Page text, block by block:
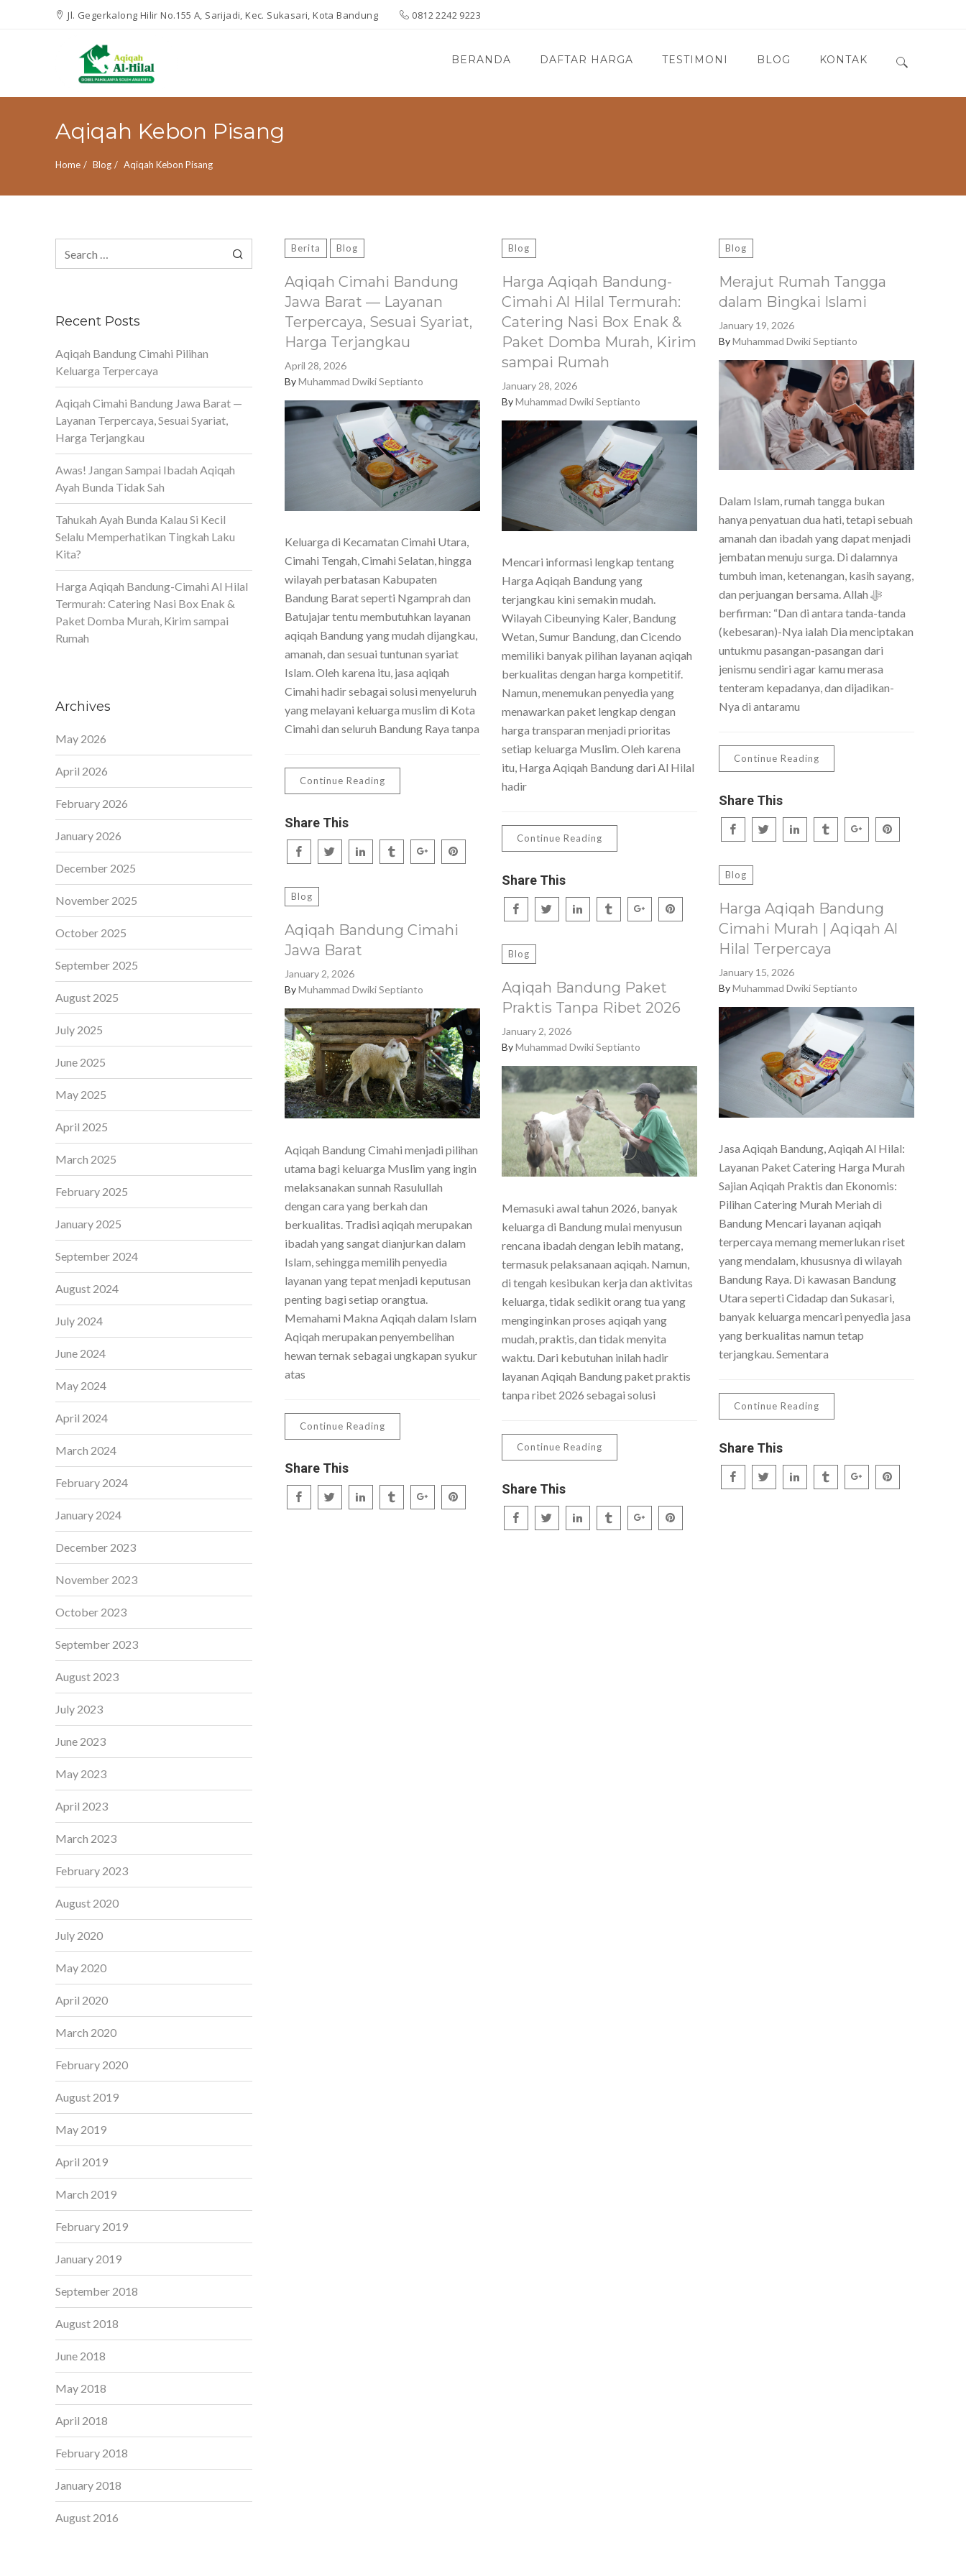
Jl. Gegerkalong Hilir No.155 A, Sarijadi, Kec. Sukasari, Kota Bandung 0812 2242 9223
BERANDA DAFTAR HARGA TESTIMONI BLOG KONTAK
Aqiqah Kebon Pisang
Home Blog Aqiqah Kebon Pisang
Berita Blog
Aqiqah Cimahi Bandung
Jawa Barat — Layanan
Terpercaya, Sesuai Syariat,
Harga Terjangkau
April 28, 2026
ByMuhammad Dwiki Septianto
Keluarga di Kecamatan Cimahi Utara,
Cimahi Tengah, Cimahi Selatan, hingga
wilayah perbatasan Kabupaten
Bandung Barat seperti Ngamprah dan
Batujajar tentu membutuhkan layanan
aqiqah Bandung yang mudah dijangkau,
amanah, dan sesuai tuntunan syariat
Islam. Oleh karena itu, jasa aqiqah
Cimahi hadir sebagai solusi menyeluruh
yang melayani keluarga muslim di Kota
Cimahi dan seluruh Bandung Raya tanpa
Continue Reading
Share This
Blog
Harga Aqiqah Bandung-
Cimahi Al Hilal Termurah:
Catering Nasi Box Enak &
Paket Domba Murah, Kirim
sampai Rumah
January 28, 2026
ByMuhammad Dwiki Septianto
Mencari informasi lengkap tentang
Harga Aqiqah Bandung yang
terjangkau kini semakin mudah.
Wilayah Cibeunying Kaler, Bandung
Wetan, Sumur Bandung, dan Cicendo
memiliki banyak pilihan layanan aqiqah
berkualitas dengan harga kompetitif.
Namun, menemukan penyedia yang
menawarkan paket lengkap dengan
harga transparan menjadi prioritas
setiap keluarga Muslim. Oleh karena
itu, Harga Aqiqah Bandung dari Al Hilal
hadir
Continue Reading
Share This
Blog
Merajut Rumah Tangga
dalam Bingkai Islami
January 19, 2026
ByMuhammad Dwiki Septianto
Dalam Islam, rumah tangga bukan
hanya penyatuan dua hati, tetapi sebuah
amanah dan ibadah yang dapat menjadi
jembatan menuju surga. Di dalamnya
tumbuh iman, ketenangan, kasih sayang,
dan perjuangan bersama. Allah ﷻ
berfirman: “Dan di antara tanda-tanda
(kebesaran)-Nya ialah Dia menciptakan
untukmu pasangan-pasangan dari
jenismu sendiri agar kamu merasa
tenteram kepadanya, dan dijadikan-
Nya di antaramu
Continue Reading
Share This
Blog
Harga Aqiqah Bandung
Cimahi Murah | Aqiqah Al
Hilal Terpercaya
January 15, 2026
ByMuhammad Dwiki Septianto
Jasa Aqiqah Bandung, Aqiqah Al Hilal:
Layanan Paket Catering Harga Murah
Sajian Aqiqah Praktis dan Ekonomis:
Pilihan Catering Murah Meriah di
Bandung Mencari layanan aqiqah
terpercaya memang memerlukan riset
yang mendalam, khususnya di wilayah
Bandung Raya. Di kawasan Bandung
Utara seperti Cidadap dan Sukasari,
banyak keluarga mencari penyedia jasa
yang berkualitas namun tetap
terjangkau. Sementara
Continue Reading
Share This
Blog
Aqiqah Bandung Cimahi
Jawa Barat
January 2, 2026
ByMuhammad Dwiki Septianto
Aqiqah Bandung Cimahi menjadi pilihan
utama bagi keluarga Muslim yang ingin
melaksanakan sunnah Rasulullah
dengan cara yang berkah dan
berkualitas. Tradisi aqiqah merupakan
ibadah yang sangat dianjurkan dalam
Islam, sehingga memilih penyedia
layanan yang tepat menjadi keputusan
penting bagi setiap orangtua.
Memahami Makna Aqiqah dalam Islam
Aqiqah merupakan penyembelihan
hewan ternak sebagai ungkapan syukur
atas
Continue Reading
Share This
Blog
Aqiqah Bandung Paket
Praktis Tanpa Ribet 2026
January 2, 2026
ByMuhammad Dwiki Septianto
Memasuki awal tahun 2026, banyak
keluarga di Bandung mulai menyusun
rencana ibadah dengan lebih matang,
termasuk pelaksanaan aqiqah. Namun,
di tengah kesibukan kerja dan aktivitas
keluarga, tidak sedikit orang tua yang
menginginkan proses aqiqah yang
mudah, praktis, dan tidak menyita
waktu. Dari kebutuhan inilah hadir
layanan Aqiqah Bandung paket praktis
tanpa ribet 2026 sebagai solusi
Continue Reading
Share This
for:
Recent Posts
Aqiqah Bandung Cimahi Pilihan
Keluarga Terpercaya
Aqiqah Cimahi Bandung Jawa Barat —
Layanan Terpercaya, Sesuai Syariat,
Harga Terjangkau
Awas! Jangan Sampai Ibadah Aqiqah
Ayah Bunda Tidak Sah
Tahukah Ayah Bunda Kalau Si Kecil
Selalu Memperhatikan Tingkah Laku
Kita?
Harga Aqiqah Bandung-Cimahi Al Hilal
Termurah: Catering Nasi Box Enak &
Paket Domba Murah, Kirim sampai
Rumah
Archives
May 2026
April 2026
February 2026
January 2026
December 2025
November 2025
October 2025
September 2025
August 2025
July 2025
June 2025
May 2025
April 2025
March 2025
February 2025
January 2025
September 2024
August 2024
July 2024
June 2024
May 2024
April 2024
March 2024
February 2024
January 2024
December 2023
November 2023
October 2023
September 2023
August 2023
July 2023
June 2023
May 2023
April 2023
March 2023
February 2023
August 2020
July 2020
May 2020
April 2020
March 2020
February 2020
August 2019
May 2019
April 2019
March 2019
February 2019
January 2019
September 2018
August 2018
June 2018
May 2018
April 2018
February 2018
January 2018
August 2016